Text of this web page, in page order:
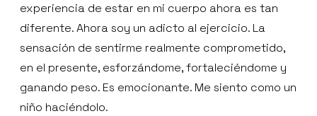
experiencia de estar en mi cuerpo ahora es tan
diferente. Ahora soy un adicto al ejercicio. La
sensación de sentirme realmente comprometido,
en el presente, esforzándome, fortaleciéndome y
ganando peso. Es emocionante. Me siento como un
niño haciéndolo.